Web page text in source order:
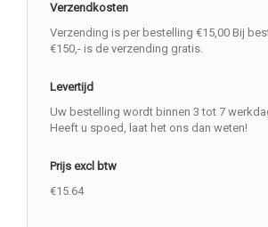
Verzendkosten
Verzending is per bestelling €15,00 Bij
€150,- is de verzending gratis.
Levertijd
Uw bestelling wordt binnen 3 tot 7
Heeft u spoed, laat het ons dan weten!
Prijs excl btw
€15.64